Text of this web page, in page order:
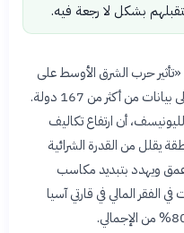
بشكل لا رجعة فيه.
حرب الشرق الأوسط على
أطفال الأسر الفقيرة مالياً»، والذي استند إلى بيانات من أكثر من 167 دولة.
أن ارتفاع تكاليف
يقلل من القدرة الشرائية
أعمق ويهدد بتبديد مكاسب
في الفقر المالي في قارتي آسيا